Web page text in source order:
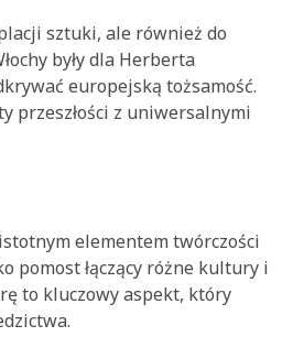
sztuki, ale również do
były dla Herberta
europejską tożsamość.
przeszłości z uniwersalnymi
elementem twórczości
pomost łączący różne kultury i
to kluczowy aspekt, który